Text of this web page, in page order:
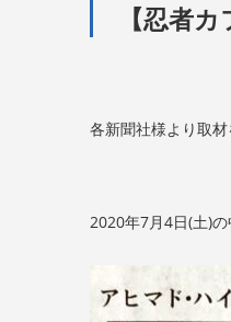
【忍者
各新聞社様より取材
2020年7月4日(土)